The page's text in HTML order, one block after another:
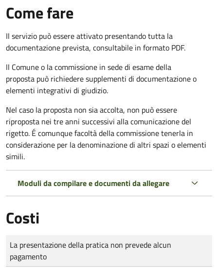
Come fare
Il servizio può essere attivato presentando tutta la
documentazione prevista, consultabile in formato PDF.
ll Comune o la commissione in sede di esame della
proposta può richiedere supplementi di documentazione o
elementi integrativi di giudizio.
Nel caso la proposta non sia accolta, non può essere
riproposta nei tre anni successivi alla comunicazione del
rigetto. É comunque facoltà della commissione tenerla in
considerazione per la denominazione di altri spazi o elementi
simili.
Moduli da compilare e documenti da allegare
Costi
Tipo di pagamento
Importo
La presentazione della pratica non prevede alcun
pagamento